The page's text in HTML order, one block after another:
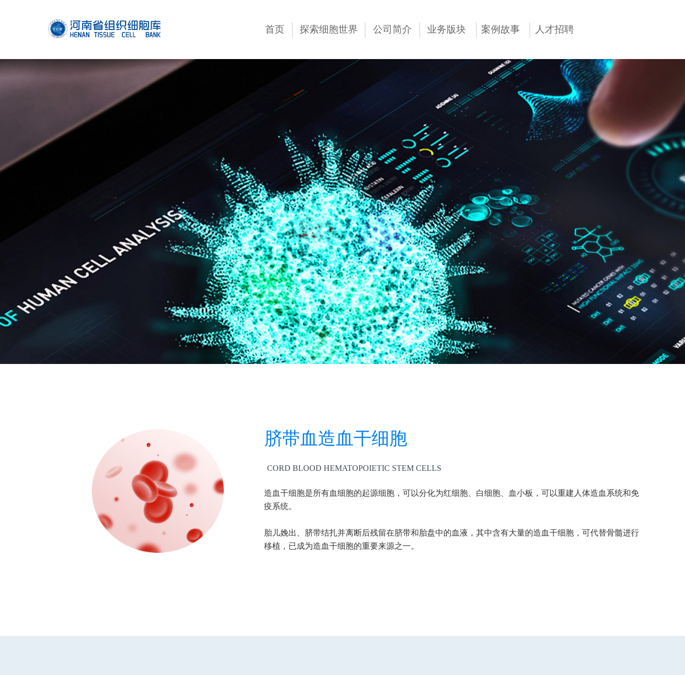
首页 探索细胞世界 公司简介 业务版块 案例故事 人才招聘
脐带血造血干细胞
CORD BLOOD HEMATOPOIETIC STEM CELLS
造血干细胞是所有血细胞的起源细胞，可以分化为红细胞、白细胞、血小板，可以重建人体造血系统和免
疫系统。
胎儿娩出、脐带结扎并离断后残留在脐带和胎盘中的血液，其中含有大量的造血干细胞，可代替骨髓进行
移植，已成为造血干细胞的重要来源之一。